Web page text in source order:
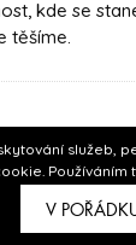
služeb,
Používáním
V
kde se
těšíme.
NÁZOR?